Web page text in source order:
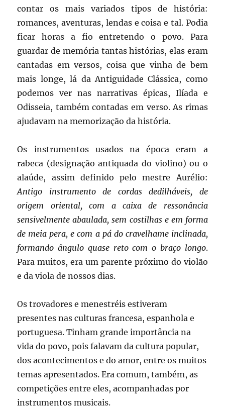
contar os mais variados tipos de história:
romances, aventuras, lendas e coisa e tal. Podia
ficar horas a fio entretendo o povo. Para
guardar de memória tantas histórias, elas eram
cantadas em versos, coisa que vinha de bem
mais longe, lá da Antiguidade Clássica, como
podemos ver nas narrativas épicas, Ilíada e
Odisseia, também contadas em verso. As rimas
ajudavam na memorização da história.
Os instrumentos usados na época eram a
rabeca (designação antiquada do violino) ou o
alaúde, assim definido pelo mestre Aurélio:
Antigo instrumento de cordas dedilháveis, de
origem oriental, com a caixa de ressonância
sensivelmente abaulada, sem costilhas e em forma
de meia pera, e com a pá do cravelhame inclinada,
formando ângulo quase reto com o braço longo.
Para muitos, era um parente próximo do violão
e da viola de nossos dias.
Os trovadores e menestréis estiveram
presentes nas culturas francesa, espanhola e
portuguesa. Tinham grande importância na
vida do povo, pois falavam da cultura popular,
dos acontecimentos e do amor, entre os muitos
temas apresentados. Era comum, também, as
competições entre eles, acompanhadas por
instrumentos musicais.